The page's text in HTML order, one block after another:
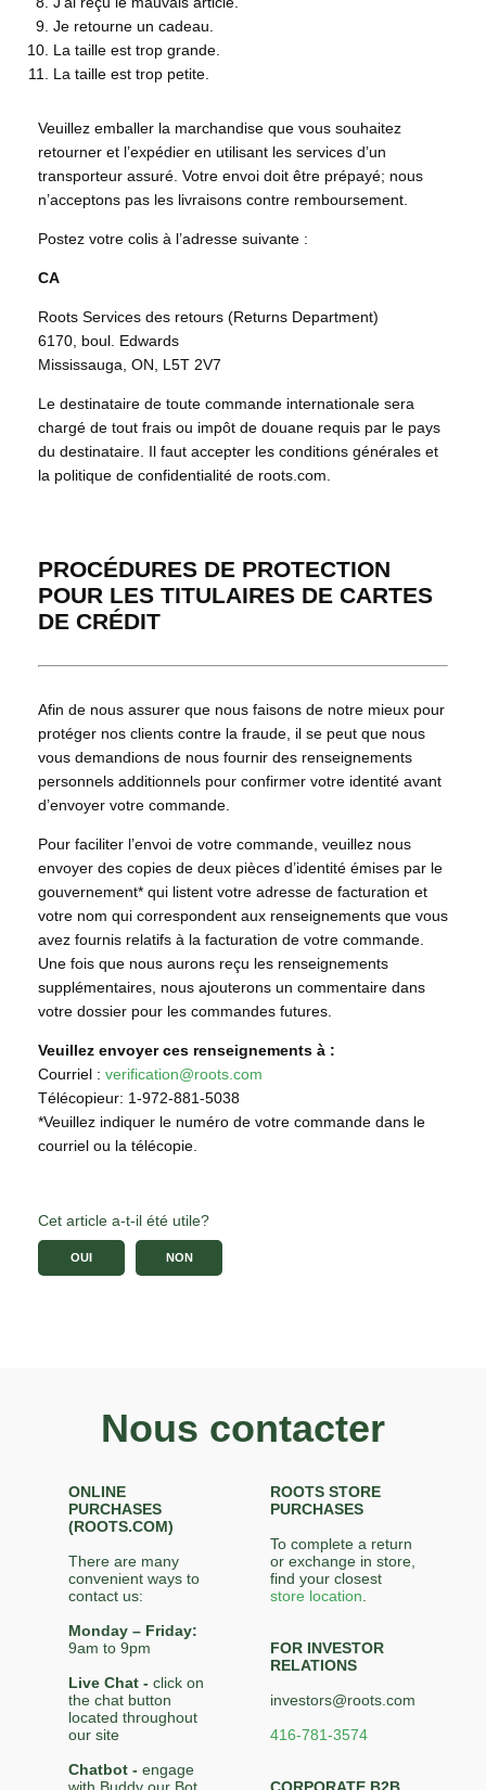
Je retourne un cadeau.
La taille est trop grande.
La taille est trop petite.
Veuillez emballer la marchandise que vous souhaitez
retourner et l’expédier en utilisant les services d’un
transporteur assuré. Votre envoi doit être prépayé; nous
n’acceptons pas les livraisons contre remboursement.
Postez votre colis à l’adresse suivante :
CA
Roots Services des retours (Returns Department)
6170, boul. Edwards
Mississauga, ON, L5T 2V7
Le destinataire de toute commande internationale sera
chargé de tout frais ou impôt de douane requis par le pays
du destinataire. Il faut accepter les conditions générales et
la politique de confidentialité de roots.com.
PROCÉDURES DE PROTECTION
POUR LES TITULAIRES DE CARTES
DE CRÉDIT
Afin de nous assurer que nous faisons de notre mieux pour
protéger nos clients contre la fraude, il se peut que nous
vous demandions de nous fournir des renseignements
personnels additionnels pour confirmer votre identité avant
d’envoyer votre commande.
Pour faciliter l’envoi de votre commande, veuillez nous
envoyer des copies de deux pièces d’identité émises par le
gouvernement* qui listent votre adresse de facturation et
votre nom qui correspondent aux renseignements que vous
avez fournis relatifs à la facturation de votre commande.
Une fois que nous aurons reçu les renseignements
supplémentaires, nous ajouterons un commentaire dans
votre dossier pour les commandes futures.
Veuillez envoyer ces renseignements à :
Courriel : verification@roots.com
Télécopieur: 1-972-881-5038
*Veuillez indiquer le numéro de votre commande dans le
courriel ou la télécopie.
Cet article a-t-il été utile?
OUI NON
Nous contacter
ONLINE
PURCHASES
(ROOTS.COM)
There are many
convenient ways to
contact us:
Monday – Friday:
9am to 9pm
Live Chat - click on
the chat button
located throughout
our site
Chatbot - engage
ROOTS STORE
PURCHASES
To complete a return
or exchange in store,
find your closest
store location
FOR INVESTOR
RELATIONS
investors@roots.com
416-781-3574